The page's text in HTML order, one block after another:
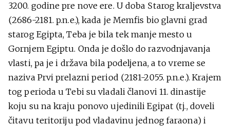
3200. godine pre nove ere. U doba Starog kraljevstva
(2686-2181. p.n.e.), kada je Memfis bio glavni grad
starog Egipta, Teba je bila tek manje mesto u
Gornjem Egiptu. Onda je došlo do razvodnjavanja
vlasti, pa je i država bila podeljena, a to vreme se
naziva Prvi prelazni period (2181-2055. p.n.e.). Krajem
tog perioda u Tebi su vladali članovi 11. dinastije
koju su na kraju ponovo ujedinili Egipat (tj., doveli
čitavu teritoriju pod vladavinu jednog faraona) i